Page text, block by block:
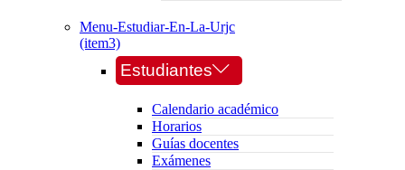
Menu-Estudiar-En-La-Urjc
(item3)
Estudiantes
Calendario académico
Horarios
Guías docentes
Exámenes